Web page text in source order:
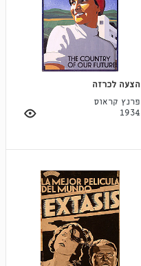
הצעה לכרזה
פרנץ קראוס
1934